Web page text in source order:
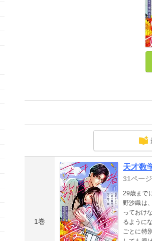
1巻
天才数
31ペー
29歳まで
野沙織は
っておけ
るように
ごとに特